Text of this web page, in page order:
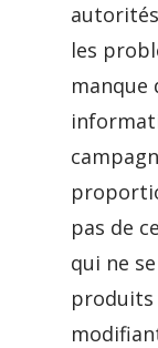
les
manque
pas de
qui ne
produits